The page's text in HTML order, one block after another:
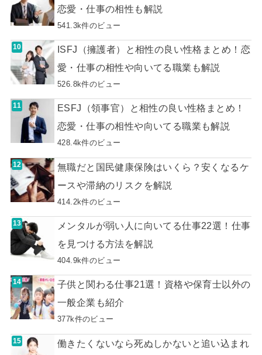
恋愛・仕事の相性も解説
541.3k件のビュー
ISFJ（擁護者）と相性の良い性格まとめ！恋
愛・仕事の相性や向いてる職業も解説
526.8k件のビュー
ESFJ（領事官）と相性の良い性格まとめ！
恋愛・仕事の相性や向いてる職業も解説
428.4k件のビュー
無職だと国民健康保険はいくら？安くなるケ
ースや滞納のリスクを解説
414.2k件のビュー
メンタルが弱い人に向いてる仕事22選！仕事
を見つける方法を解説
404.9k件のビュー
子供と関わる仕事21選！資格や保育士以外の
一般企業も紹介
377k件のビュー
働きたくないなら死ぬしかないと追い込まれ